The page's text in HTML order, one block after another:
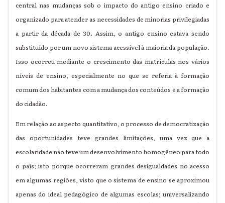
central nas mudanças sob o impacto do antigo ensino criado e
organizado para atender as necessidades de minorias privilegiadas
a partir da década de 30. Assim, o antigo ensino estava sendo
substituído por um novo sistema acessível à maioria da população.
Isso ocorreu mediante o crescimento das matrículas nos vários
níveis de ensino, especialmente no que se referia à formação
comum dos habitantes com a mudança dos conteúdos e a formação
do cidadão.
Em relação ao aspecto quantitativo, o processo de democratização
das oportunidades teve grandes limitações, uma vez que a
escolaridade não teve um desenvolvimento homogêneo para todo
o país; isto porque ocorreram grandes desigualdades no acesso
em algumas regiões, visto que o sistema de ensino se aproximou
apenas do ideal pedagógico de algumas escolas; universalizando